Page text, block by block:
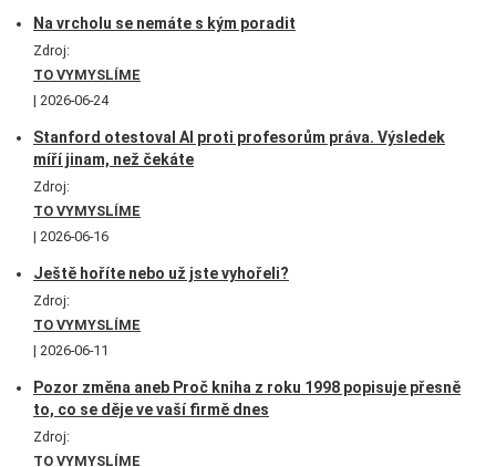
Na vrcholu se nemáte s kým poradit
Zdroj:
TO VYMYSLÍME
2026-06-24
Stanford otestoval AI proti profesorům práva. Výsledek
míří jinam, než čekáte
Zdroj:
TO VYMYSLÍME
2026-06-16
Ještě hoříte nebo už jste vyhořeli?
Zdroj:
TO VYMYSLÍME
2026-06-11
Pozor změna aneb Proč kniha z roku 1998 popisuje přesně
to, co se děje ve vaší firmě dnes
Zdroj:
TO VYMYSLÍME